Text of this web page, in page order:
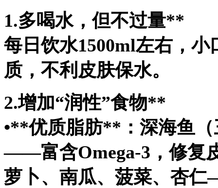
1.多喝水，但不过量**
每日饮水1500ml左右，
质，不利皮肤保水。
2.增加“润性”食物**
•**优质脂肪**：深海鱼
——富含Omega-3，修复
萝卜、南瓜、菠菜、杏